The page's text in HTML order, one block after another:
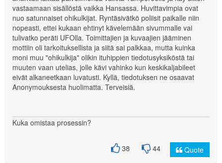
vastaamaan sisällöstä vaikka Hansassa. Huvittavimpia ovat
nuo satunnaiset ohikulkijat. Ryntäsivätkö poliisit paikalle niin
nopeasti, ettei kukaan ehtinyt kävelemään sivummalle vai
tulivatko peräti UFOlla. Toimittajien ja kuvaajien jääminen
mottiin oli tarkoituksellista ja siitä sai palkkaa, mutta kuinka
moni muu "ohikulkija" olikin ituhippien tiedotusyksiköstä tai
muuten vaan utelias, jolle kävi vahinko kun keskikaljabileet
eivät alkaneetkaan luvatusti. Kyllä, tiedotuksen ne osaavat
Anonymouksesta huolimatta. Terveisiä.
Kuka omistaa prosessin?
38 44 Quote